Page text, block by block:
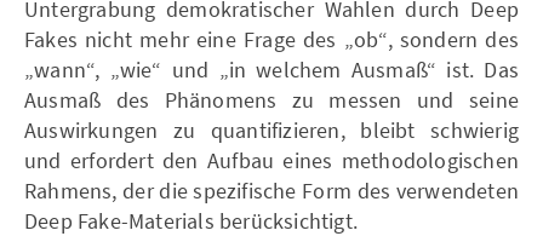
Untergrabung demokratischer Wahlen durch Deep
Fakes nicht mehr eine Frage des „ob“, sondern des
„wann“, „wie“ und „in welchem Ausmaß“ ist. Das
Ausmaß des Phänomens zu messen und seine
Auswirkungen zu quantifizieren, bleibt schwierig
und erfordert den Aufbau eines methodologischen
Rahmens, der die spezifische Form des verwendeten
Deep Fake-Materials berücksichtigt.